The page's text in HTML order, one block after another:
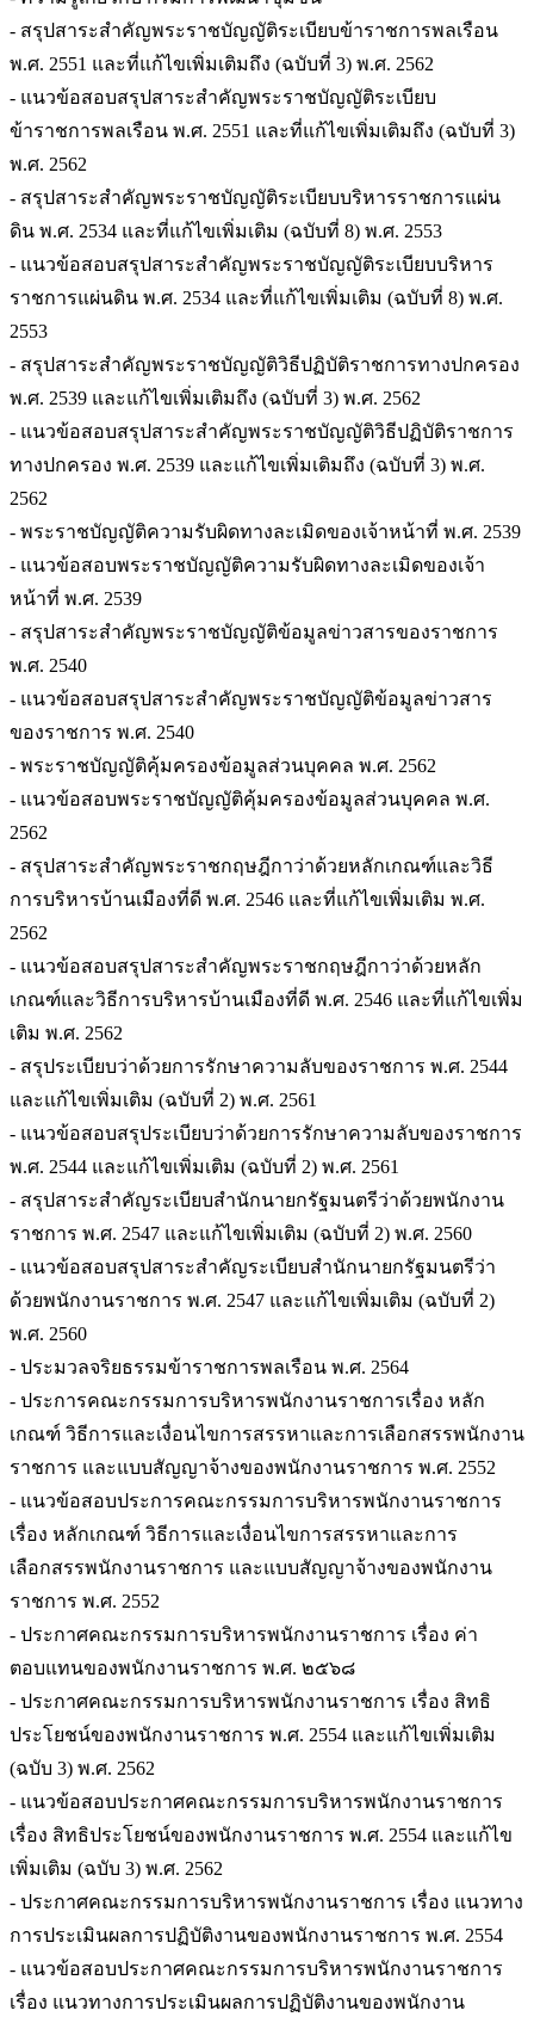
- สรุปสาระสำคัญพระราชบัญญัติระเบียบข้าราชการพลเรือน
พ.ศ. 2551 และที่แก้ไขเพิ่มเติมถึง (ฉบับที่ 3) พ.ศ. 2562
- แนวข้อสอบสรุปสาระสำคัญพระราชบัญญัติระเบียบ
ข้าราชการพลเรือน พ.ศ. 2551 และที่แก้ไขเพิ่มเติมถึง (ฉบับที่ 3)
พ.ศ. 2562
- สรุปสาระสำคัญพระราชบัญญัติระเบียบบริหารราชการแผ่น
ดิน พ.ศ. 2534 และที่แก้ไขเพิ่มเติม (ฉบับที่ 8) พ.ศ. 2553
- แนวข้อสอบสรุปสาระสำคัญพระราชบัญญัติระเบียบบริหาร
ราชการแผ่นดิน พ.ศ. 2534 และที่แก้ไขเพิ่มเติม (ฉบับที่ 8) พ.ศ.
2553
- สรุปสาระสำคัญพระราชบัญญัติวิธีปฏิบัติราชการทางปกครอง
พ.ศ. 2539 และแก้ไขเพิ่มเติมถึง (ฉบับที่ 3) พ.ศ. 2562
- แนวข้อสอบสรุปสาระสำคัญพระราชบัญญัติวิธีปฏิบัติราชการ
ทางปกครอง พ.ศ. 2539 และแก้ไขเพิ่มเติมถึง (ฉบับที่ 3) พ.ศ.
2562
- พระราชบัญญัติความรับผิดทางละเมิดของเจ้าหน้าที่ พ.ศ. 2539
- แนวข้อสอบพระราชบัญญัติความรับผิดทางละเมิดของเจ้า
หน้าที่ พ.ศ. 2539
- สรุปสาระสำคัญพระราชบัญญัติข้อมูลข่าวสารของราชการ
พ.ศ. 2540
- แนวข้อสอบสรุปสาระสำคัญพระราชบัญญัติข้อมูลข่าวสาร
ของราชการ พ.ศ. 2540
- พระราชบัญญัติคุ้มครองข้อมูลส่วนบุคคล พ.ศ. 2562
- แนวข้อสอบพระราชบัญญัติคุ้มครองข้อมูลส่วนบุคคล พ.ศ.
2562
- สรุปสาระสำคัญพระราชกฤษฎีกาว่าด้วยหลักเกณฑ์และวิธี
การบริหารบ้านเมืองที่ดี พ.ศ. 2546 และที่แก้ไขเพิ่มเติม พ.ศ.
2562
- แนวข้อสอบสรุปสาระสำคัญพระราชกฤษฎีกาว่าด้วยหลัก
เกณฑ์และวิธีการบริหารบ้านเมืองที่ดี พ.ศ. 2546 และที่แก้ไขเพิ่ม
เติม พ.ศ. 2562
- สรุประเบียบว่าด้วยการรักษาความลับของราชการ พ.ศ. 2544
และแก้ไขเพิ่มเติม (ฉบับที่ 2) พ.ศ. 2561
- แนวข้อสอบสรุประเบียบว่าด้วยการรักษาความลับของราชการ
พ.ศ. 2544 และแก้ไขเพิ่มเติม (ฉบับที่ 2) พ.ศ. 2561
- สรุปสาระสำคัญระเบียบสำนักนายกรัฐมนตรีว่าด้วยพนักงาน
ราชการ พ.ศ. 2547 และแก้ไขเพิ่มเติม (ฉบับที่ 2) พ.ศ. 2560
- แนวข้อสอบสรุปสาระสำคัญระเบียบสำนักนายกรัฐมนตรีว่า
ด้วยพนักงานราชการ พ.ศ. 2547 และแก้ไขเพิ่มเติม (ฉบับที่ 2)
พ.ศ. 2560
- ประมวลจริยธรรมข้าราชการพลเรือน พ.ศ. 2564
- ประการคณะกรรมการบริหารพนักงานราชการเรื่อง หลัก
เกณฑ์ วิธีการและเงื่อนไขการสรรหาและการเลือกสรรพนักงาน
ราชการ และแบบสัญญาจ้างของพนักงานราชการ พ.ศ. 2552
- แนวข้อสอบประการคณะกรรมการบริหารพนักงานราชการ
เรื่อง หลักเกณฑ์ วิธีการและเงื่อนไขการสรรหาและการ
เลือกสรรพนักงานราชการ และแบบสัญญาจ้างของพนักงาน
ราชการ พ.ศ. 2552
- ประกาศคณะกรรมการบริหารพนักงานราชการ เรื่อง ค่า
ตอบแทนของพนักงานราชการ พ.ศ. ๒๕๖๘
- ประกาศคณะกรรมการบริหารพนักงานราชการ เรื่อง สิทธิ
ประโยชน์ของพนักงานราชการ พ.ศ. 2554 และแก้ไขเพิ่มเติม
(ฉบับ 3) พ.ศ. 2562
- แนวข้อสอบประกาศคณะกรรมการบริหารพนักงานราชการ
เรื่อง สิทธิประโยชน์ของพนักงานราชการ พ.ศ. 2554 และแก้ไข
เพิ่มเติม (ฉบับ 3) พ.ศ. 2562
- ประกาศคณะกรรมการบริหารพนักงานราชการ เรื่อง แนวทาง
การประเมินผลการปฏิบัติงานของพนักงานราชการ พ.ศ. 2554
- แนวข้อสอบประกาศคณะกรรมการบริหารพนักงานราชการ
เรื่อง แนวทางการประเมินผลการปฏิบัติงานของพนักงาน